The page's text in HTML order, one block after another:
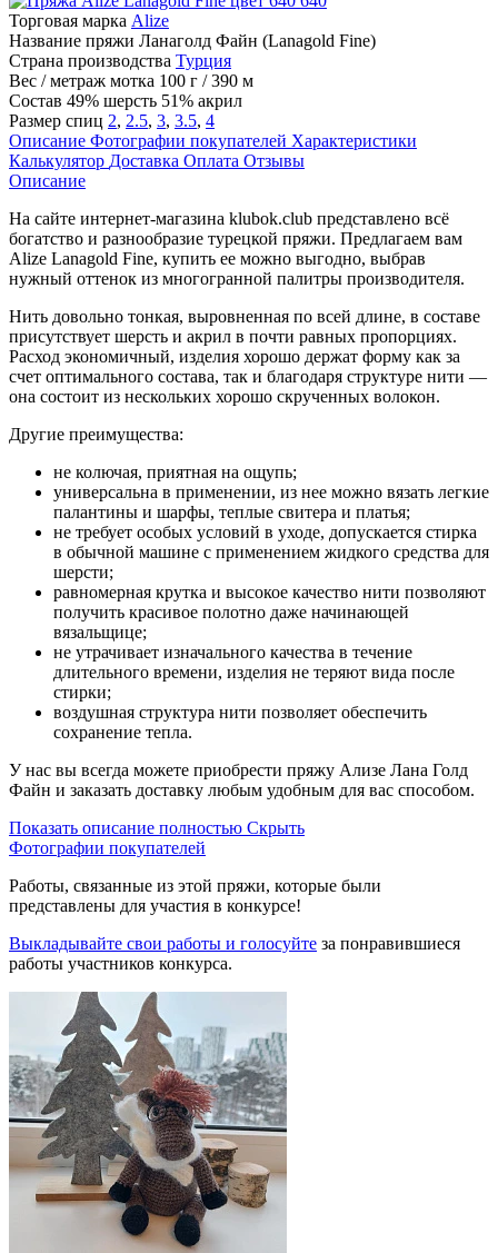
Торговая марка Alize
Название пряжи Ланаголд Файн (Lanagold Fine)
Страна производства Турция
Вес / метраж мотка 100 г / 390 м
Состав 49% шерсть 51% акрил
Размер спиц 2, 2.5, 3, 3.5, 4
Описание Фотографии покупателей Характеристики
Калькулятор Доставка Оплата Отзывы
Описание
На сайте интернет-магазина klubok.club представлено всё
богатство и разнообразие турецкой пряжи. Предлагаем вам
Alize Lanagold Fine, купить ее можно выгодно, выбрав
нужный оттенок из многогранной палитры производителя.
Нить довольно тонкая, выровненная по всей длине, в составе
присутствует шерсть и акрил в почти равных пропорциях.
Расход экономичный, изделия хорошо держат форму как за
счет оптимального состава, так и благодаря структуре нити —
она состоит из нескольких хорошо скрученных волокон.
Другие преимущества:
не колючая, приятная на ощупь;
универсальна в применении, из нее можно вязать легкие
палантины и шарфы, теплые свитера и платья;
не требует особых условий в уходе, допускается стирка
в обычной машине с применением жидкого средства для
шерсти;
равномерная крутка и высокое качество нити позволяют
получить красивое полотно даже начинающей
вязальщице;
не утрачивает изначального качества в течение
длительного времени, изделия не теряют вида после
стирки;
воздушная структура нити позволяет обеспечить
сохранение тепла.
У нас вы всегда можете приобрести пряжу Ализе Лана Голд
Файн и заказать доставку любым удобным для вас способом.
Показать описание полностью Скрыть
Фотографии покупателей
Работы, связанные из этой пряжи, которые были
представлены для участия в конкурсе!
Выкладывайте свои работы и голосуйте за понравившиеся
работы участников конкурса.